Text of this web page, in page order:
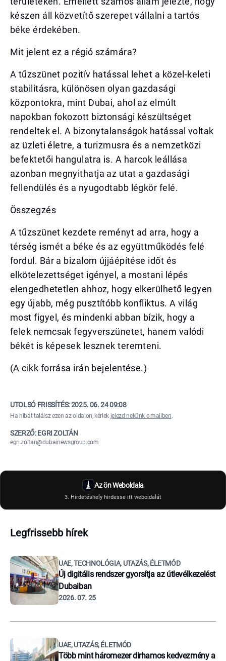
készen áll közvetítő szerepet vállalni a tartós
béke érdekében.
Mit jelent ez a régió számára?
A tűzszünet pozitív hatással lehet a közel-keleti
stabilitásra, különösen olyan gazdasági
központokra, mint Dubai, ahol az elmúlt
napokban fokozott biztonsági készültséget
rendeltek el. A bizonytalanságok hatással voltak
az üzleti életre, a turizmusra és a nemzetközi
befektetői hangulatra is. A harcok leállása
azonban megnyithatja az utat a gazdasági
fellendülés és a nyugodtabb légkör felé.
Összegzés
A tűzszünet kezdete reményt ad arra, hogy a
térség ismét a béke és az együttműködés felé
fordul. Bár a bizalom újjáépítése időt és
elkötelezettséget igényel, a mostani lépés
elengedhetetlen ahhoz, hogy elkerülhető legyen
egy újabb, még pusztítóbb konfliktus. A világ
most figyel, és mindenki abban bízik, hogy a
felek nemcsak fegyverszünetet, hanem valódi
békét is képesek lesznek teremteni.
(A cikk forrása irán bejelentése.)
UTOLSÓ FRISSÍTÉS:2025. 06. 24 09:08
Ha hibát találsz ezen az oldalon, kérlek jelezd nekünk e-mailben.
SZERZŐ: EGRI ZOLTÁN
egri.zoltan@dubainewsgroup.com
Az ön Weboldala
3. Hirdetéshely hirdesse itt weboldalát
Legfrissebb hírek
UAE, TECHNOLÓGIA, UTAZÁS, ÉLETMÓD
Új digitális rendszer gyorsítja az útlevélkezelést
Dubaiban
2026. 07. 25
UAE, UTAZÁS, ÉLETMÓD
Több mint háromezer dirhamos kedvezmény a